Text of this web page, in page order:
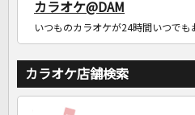
カラオケ@DAM
いつものカラオケが24時間いつでも
カラオケ店舗検索